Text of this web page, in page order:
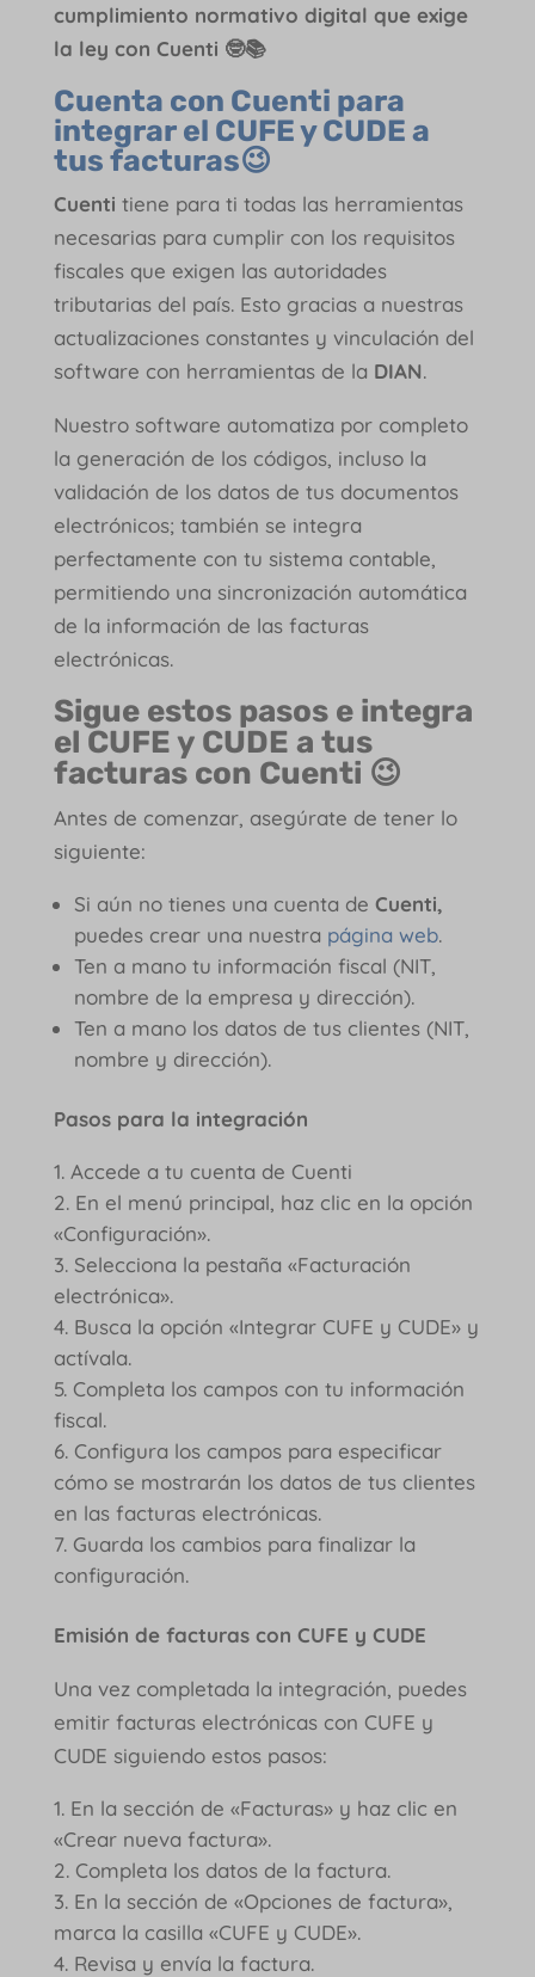
cumplimiento normativo digital que exige
la ley con Cuenti 🤓📚
Cuenta con Cuenti para
integrar el CUFE y CUDE a
tus facturas😉
Cuenti tiene para ti todas las herramientas
necesarias para cumplir con los requisitos
fiscales que exigen las autoridades
tributarias del país. Esto gracias a nuestras
actualizaciones constantes y vinculación del
software con herramientas de la DIAN.
Nuestro software automatiza por completo
la generación de los códigos, incluso la
validación de los datos de tus documentos
electrónicos; también se integra
perfectamente con tu sistema contable,
permitiendo una sincronización automática
de la información de las facturas
electrónicas.
Sigue estos pasos e integra
el CUFE y CUDE a tus
facturas con Cuenti 😉
Antes de comenzar, asegúrate de tener lo
siguiente:
Si aún no tienes una cuenta de Cuenti,
puedes crear una nuestra página web.
Ten a mano tu información fiscal (NIT,
nombre de la empresa y dirección).
Ten a mano los datos de tus clientes (NIT,
nombre y dirección).
Pasos para la integración
Accede a tu cuenta de Cuenti
En el menú principal, haz clic en la opción
«Configuración».
Selecciona la pestaña «Facturación
electrónica».
Busca la opción «Integrar CUFE y CUDE» y
actívala.
Completa los campos con tu información
fiscal.
Configura los campos para especificar
cómo se mostrarán los datos de tus clientes
en las facturas electrónicas.
Guarda los cambios para finalizar la
configuración.
Emisión de facturas con CUFE y CUDE
Una vez completada la integración, puedes
emitir facturas electrónicas con CUFE y
CUDE siguiendo estos pasos:
En la sección de «Facturas» y haz clic en
«Crear nueva factura».
Completa los datos de la factura.
En la sección de «Opciones de factura»,
marca la casilla «CUFE y CUDE».
Revisa y envía la factura.